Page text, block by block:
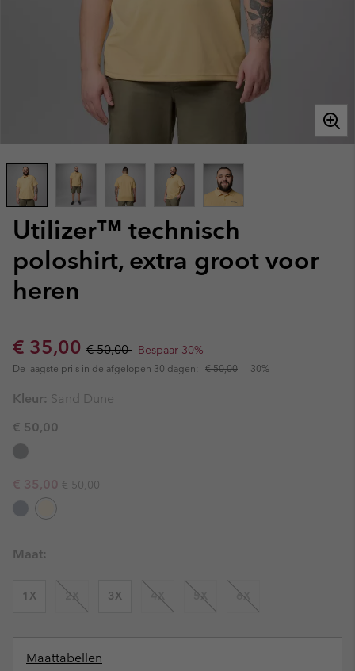
Utilizer™ technisch
poloshirt, extra groot voor
heren
Sale price:
€ 35,00 Regular price:
€ 50,00 Bespaar 30%
De laagste prijs in de afgelopen 30 dagen: € 50,00 -30%
Kleur: Sand Dune
€ 50,00
Sale price:
€ 35,00 Regular price:
€ 50,00
Maat:
1X 2X 3X 4X 5X 6X
Maattabellen